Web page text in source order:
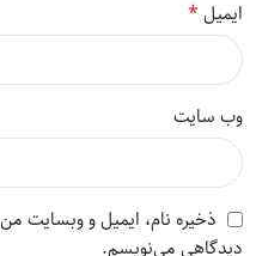
ایمیل*
وب‌ سایت
ذخیره نام، ایمیل و وبسایت
دیدگاهی می‌نویسم.